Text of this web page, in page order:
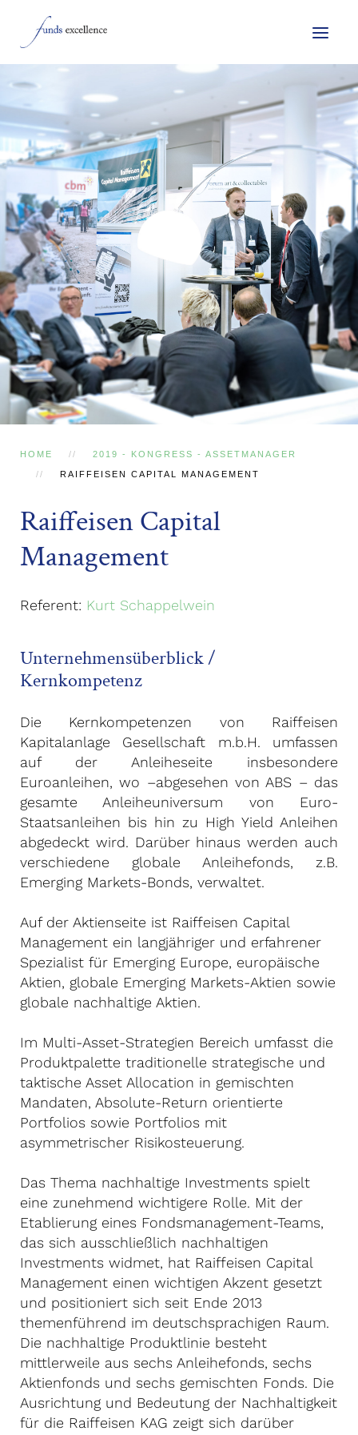
HOME 2019 - KONGRESS - ASSETMANAGER
RAIFFEISEN CAPITAL MANAGEMENT
Raiffeisen Capital
Management
Referent: Kurt Schappelwein
Unternehmensüberblick /
Kernkompetenz
Die Kernkompetenzen von Raiffeisen
Kapitalanlage Gesellschaft m.b.H. umfassen
auf der Anleiheseite insbesondere
Euroanleihen, wo –abgesehen von ABS – das
gesamte Anleiheuniversum von Euro-
Staatsanleihen bis hin zu High Yield Anleihen
abgedeckt wird. Darüber hinaus werden auch
verschiedene globale Anleihefonds, z.B.
Emerging Markets-Bonds, verwaltet.
Auf der Aktienseite ist Raiffeisen Capital
Management ein langjähriger und erfahrener
Spezialist für Emerging Europe, europäische
Aktien, globale Emerging Markets-Aktien sowie
globale nachhaltige Aktien.
Im Multi-Asset-Strategien Bereich umfasst die
Produktpalette traditionelle strategische und
taktische Asset Allocation in gemischten
Mandaten, Absolute-Return orientierte
Portfolios sowie Portfolios mit
asymmetrischer Risikosteuerung.
Das Thema nachhaltige Investments spielt
eine zunehmend wichtigere Rolle. Mit der
Etablierung eines Fondsmanagement-Teams,
das sich ausschließlich nachhaltigen
Investments widmet, hat Raiffeisen Capital
Management einen wichtigen Akzent gesetzt
und positioniert sich seit Ende 2013
themenführend im deutschsprachigen Raum.
Die nachhaltige Produktlinie besteht
mittlerweile aus sechs Anleihefonds, sechs
Aktienfonds und sechs gemischten Fonds. Die
Ausrichtung und Bedeutung der Nachhaltigkeit
für die Raiffeisen KAG zeigt sich darüber